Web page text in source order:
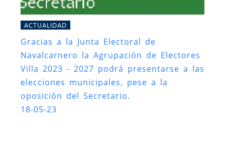
ACTUALIDAD
Gracias a la Junta Electoral de
Navalcarnero la Agrupación de Electores
Villa 2023 - 2027 podrá presentarse a las
elecciones municipales, pese a la
oposición del Secretario.
18-05-23